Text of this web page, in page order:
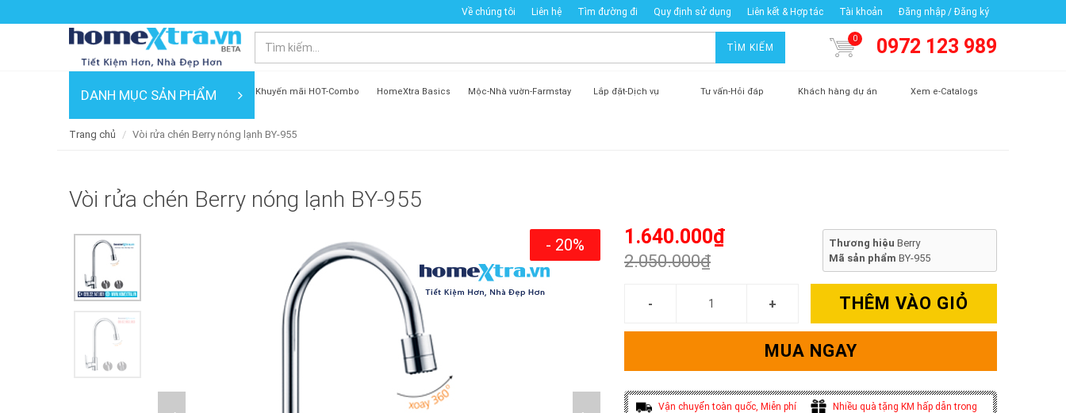
Về chúng tôi Liên hệ Tìm đường đi Quy định sử dụng Liên kết & Hợp tác Tài khoản Đăng nhập / Đăng ký
TÌM KIẾM
0 0972 123 989
DANH MỤC SẢN PHẨM Khuyến mãi HOT-Combo HomeXtra Basics Mộc-Nhà vườn-Farmstay Lắp đặt-Dịch vụ Tư vấn-Hỏi đáp Khách hàng dự án Xem e-Catalogs
Trang chủ Vòi rửa chén Berry nóng lạnh BY-955
Vòi rửa chén Berry nóng lạnh BY-955
- 20% 1.640.000₫
2.050.000₫
Thương hiệu Berry
Mã sản phẩm BY-955
THÊM VÀO GIỎ
MUA NGAY
Vận chuyển toàn quốc, Miễn phí
Nhiều quà tặng KM hấp dẫn trong